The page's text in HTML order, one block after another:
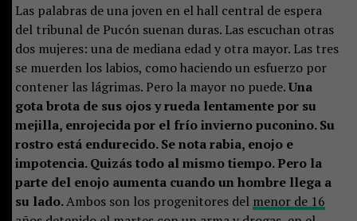
Las palabras de una joven en el hall central de espera
del tribunal de Pucón suenan duras. Las escuchan otras
dos mujeres: una de mediana edad y otra mayor. Las tres
se muerden los labios, como haciendo un esfuerzo por
contener las lágrimas. Pero la mayor no puede.Una
gota brota de sus ojos y rueda lentamente por su
mejilla, enrojecida por el frío invierno puconino. Su
rostro está endurecido. Se nota rabia, enojo e
impotencia. Quizás todo al mismo tiempo. Pero la
parte del enojo aumenta cuando un hombre llega a
su lado.Ambos son los progenitores del menor de 16